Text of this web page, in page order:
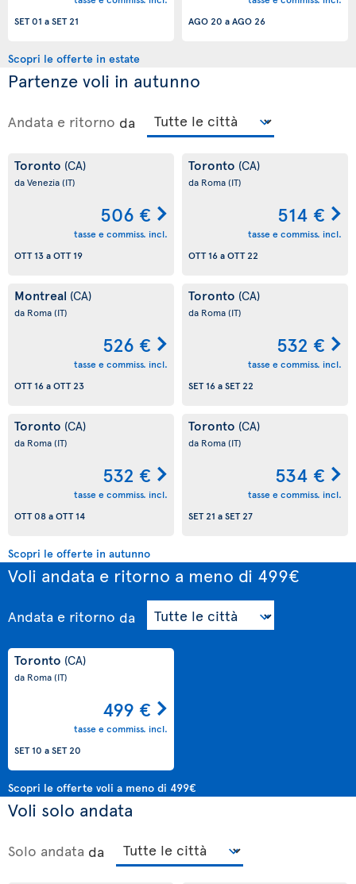
SET 01 aSET 21
AGO 20 aAGO 26
Scopri le offerte in estate
Partenze voli in autunno
Andata e ritorno da
Toronto (CA)
da Venezia(IT)
506 €
tasse e commiss. incl.
OTT 13aOTT 19
Toronto (CA)
da Roma(IT)
514 €
tasse e commiss. incl.
OTT 16aOTT 22
Montreal (CA)
da Roma(IT)
526 €
tasse e commiss. incl.
OTT 16aOTT 23
Toronto (CA)
da Roma(IT)
532 €
tasse e commiss. incl.
SET 16aSET 22
Toronto (CA)
da Roma(IT)
532 €
tasse e commiss. incl.
OTT 08aOTT 14
Toronto (CA)
da Roma(IT)
534 €
tasse e commiss. incl.
SET 21 aSET 27
Scopri le offerte in autunno
Voli andata e ritorno a meno di 499€
Andata e ritorno da
Toronto (CA)
da Roma(IT)
499 €
tasse e commiss. incl.
SET 10 aSET 20
Scopri le offerte voli a meno di 499€
Voli solo andata
Solo andata da